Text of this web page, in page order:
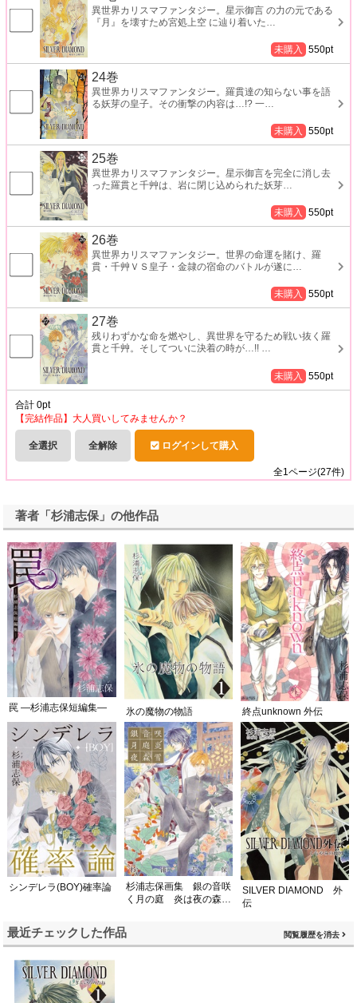
異世界カリスマファンタジー。星示御言 の力の元である
『月』を壊すため宮処上空 に辿り着いた…
未購入 550pt
24巻
異世界カリスマファンタジー。羅貫達の知らない事を語
る妖芽の皇子。その衝撃の内容は…!? 一…
未購入 550pt
25巻
異世界カリスマファンタジー。星示御言を完全に消し去
った羅貫と千艸は、岩に閉じ込められた妖芽…
未購入 550pt
26巻
異世界カリスマファンタジー。世界の命運を賭け、羅
貫・千艸ＶＳ皇子・金隷の宿命のバトルが遂に…
未購入 550pt
27巻
残りわずかな命を燃やし、異世界を守るため戦い抜く羅
貫と千艸。そしてついに決着の時が…!! …
未購入 550pt
合計 0pt
【完結作品】大人買いしてみませんか？
全選択 全解除 ログインして購入
全1ページ(27件)
著者「杉浦志保」の他作品
罠 ―杉浦志保短編集― 氷の魔物の物語 終点unknown 外伝
シンデレラ(BOY)確率論
杉浦志保画集 銀の音咲
く月の庭 炎は夜の森に
SILVER DIAMOND 外
伝
最近チェックした作品 閲覧履歴を消去